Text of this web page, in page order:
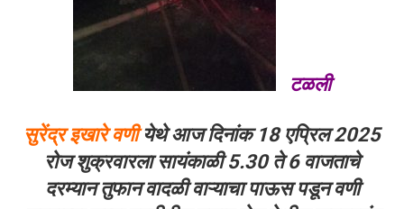
टळली
सुरेंद्र इखारे वणी येथे आज दिनांक 18 एप्रिल 2025
रोजशुक्रवारला सायंकाळी 5.30 ते 6 वाजताचे
दरम्यान तुफान वादळी वाऱ्याचा पाऊस पडून वणी